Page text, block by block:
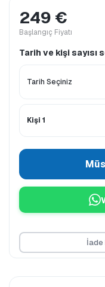
249 €
Başlangıç Fiyatı
Tarih ve kişi sayısı
Kişi 1
İade